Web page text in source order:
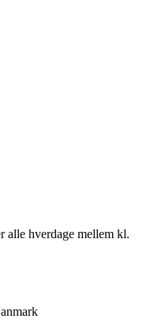
alle hverdage mellem kl.